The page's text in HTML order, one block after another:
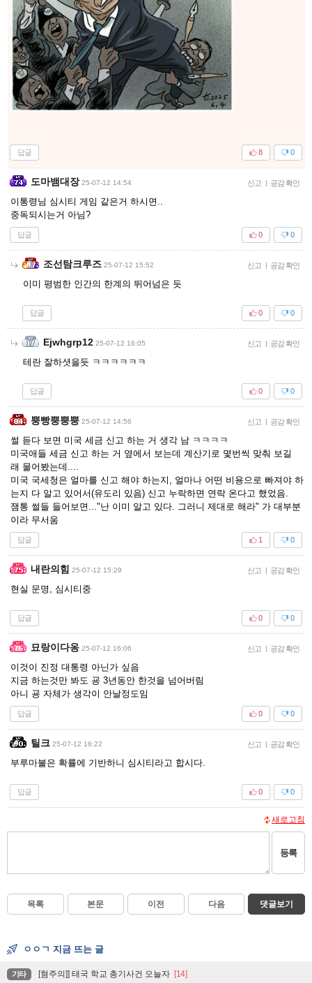
답글 0
8
도마뱀대장 25-07-12 14:54 신고 | 공감 확인
이통령님 심시티 게임 같은거 하시면..
중독되시는거 아님?
답글 0
0
조선탐크루즈 25-07-12 15:52 신고 | 공감 확인
이미 평범한 인간의 한계의 뛰어넘은 듯
답글 0
0
Ejwhgrp12 25-07-12 16:05 신고 | 공감 확인
테란 잘하셧을듯 ㅋㅋㅋㅋㅋㅋ
답글 0
0
뿡빵뿡뿡뿡 25-07-12 14:56 신고 | 공감 확인
썰 듣다 보면 미국 세금 신고 하는 거 생각 남 ㅋㅋㅋㅋ
미국애들 세금 신고 하는 거 옆에서 보는데 계산기로 몇번씩 맞춰 보길
래 물어봤는데....
미국 국세청은 얼마를 신고 해야 하는지, 얼마나 어떤 비용으로 빠져야 하
는지 다 알고 있어서(유도리 있음) 신고 누락하면 연락 온다고 했었음.
잼통 썰들 들어보면..."난 이미 알고 있다. 그러니 제대로 해라" 가 대부분
이라 무서움
답글 0
1
내란의힘 25-07-12 15:29 신고 | 공감 확인
현실 문명, 심시티중
답글 0
0
묘랑이다옹 25-07-12 16:06 신고 | 공감 확인
이것이 진정 대통령 아닌가 싶음
지금 하는것만 봐도 굥 3년동안 한것을 넘어버림
아니 굥 자체가 생각이 안날정도임
답글 0
0
틸크 25-07-12 16:22 신고 | 공감 확인
부루마불은 확률에 기반하니 심시티라고 합시다.
답글 0
0
새로고침
등록
목록 본문 이전 다음 댓글보기
ㅇㅇㄱ 지금 뜨는 글
기타 [혐주의]] 태국 학교 총기사건 오늘자 [14]